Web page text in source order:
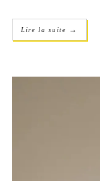
Lire la suite →